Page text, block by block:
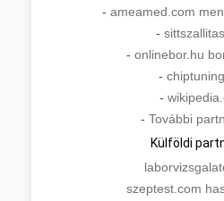
- ameamed.com
-
- onlinebor.hu
-
-
- További
Külföldi
szeptest.com